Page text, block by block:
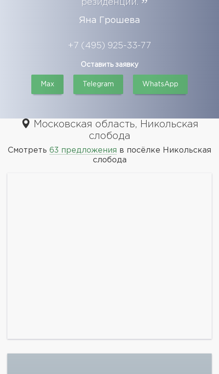
резиденции.
Яна Грошева
+7 (495) 925-33-77
Оставить заявку
Max Telegram WhatsApp
Московская область, Никольская
слобода
Смотреть 63 предложения в посёлке Никольская
слобода